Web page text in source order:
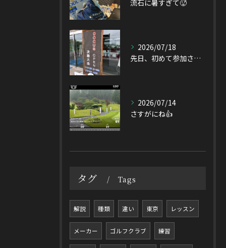
流石に暑すぎて🥵
2026/07/18
先日、初めて参加させて頂いたDOCUS OPEN Tourn...
2026/07/14
さすがにね👍
タグ Tags
解説 種類 違い 東京 レッスン
メーカー ゴルフクラブ 練習